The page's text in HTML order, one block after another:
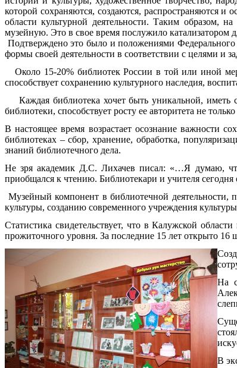
которой сохраняются, создаются, распространяются
области культурной деятельности. Таким образом,
музейную. Это в свое время послужило катализатором
Подтверждено это было и положениями Федерального
формы своей деятельности в соответствии с целями и
Около 15-20% библиотек России в той или иной
способствует сохранению культурного наследия,
Каждая библиотека хочет быть уникальной, иметь
библиотеки, способствует росту ее авторитета не
В настоящее время возрастает осознание важности
библиотеках – сбор, хранение, обработка,
знаний библиотечного дела.
Не зря академик Д.С. Лихачев писал: «…Я думаю,
приобщался к чтению. Библиотекари и учителя
Музейный компонент в библиотечной деятельности,
культуры, созданию современного учреждения
Статистика свидетельствует, что в Калужской
прожиточного уровня. За последние 15 лет открыто 16
На
В